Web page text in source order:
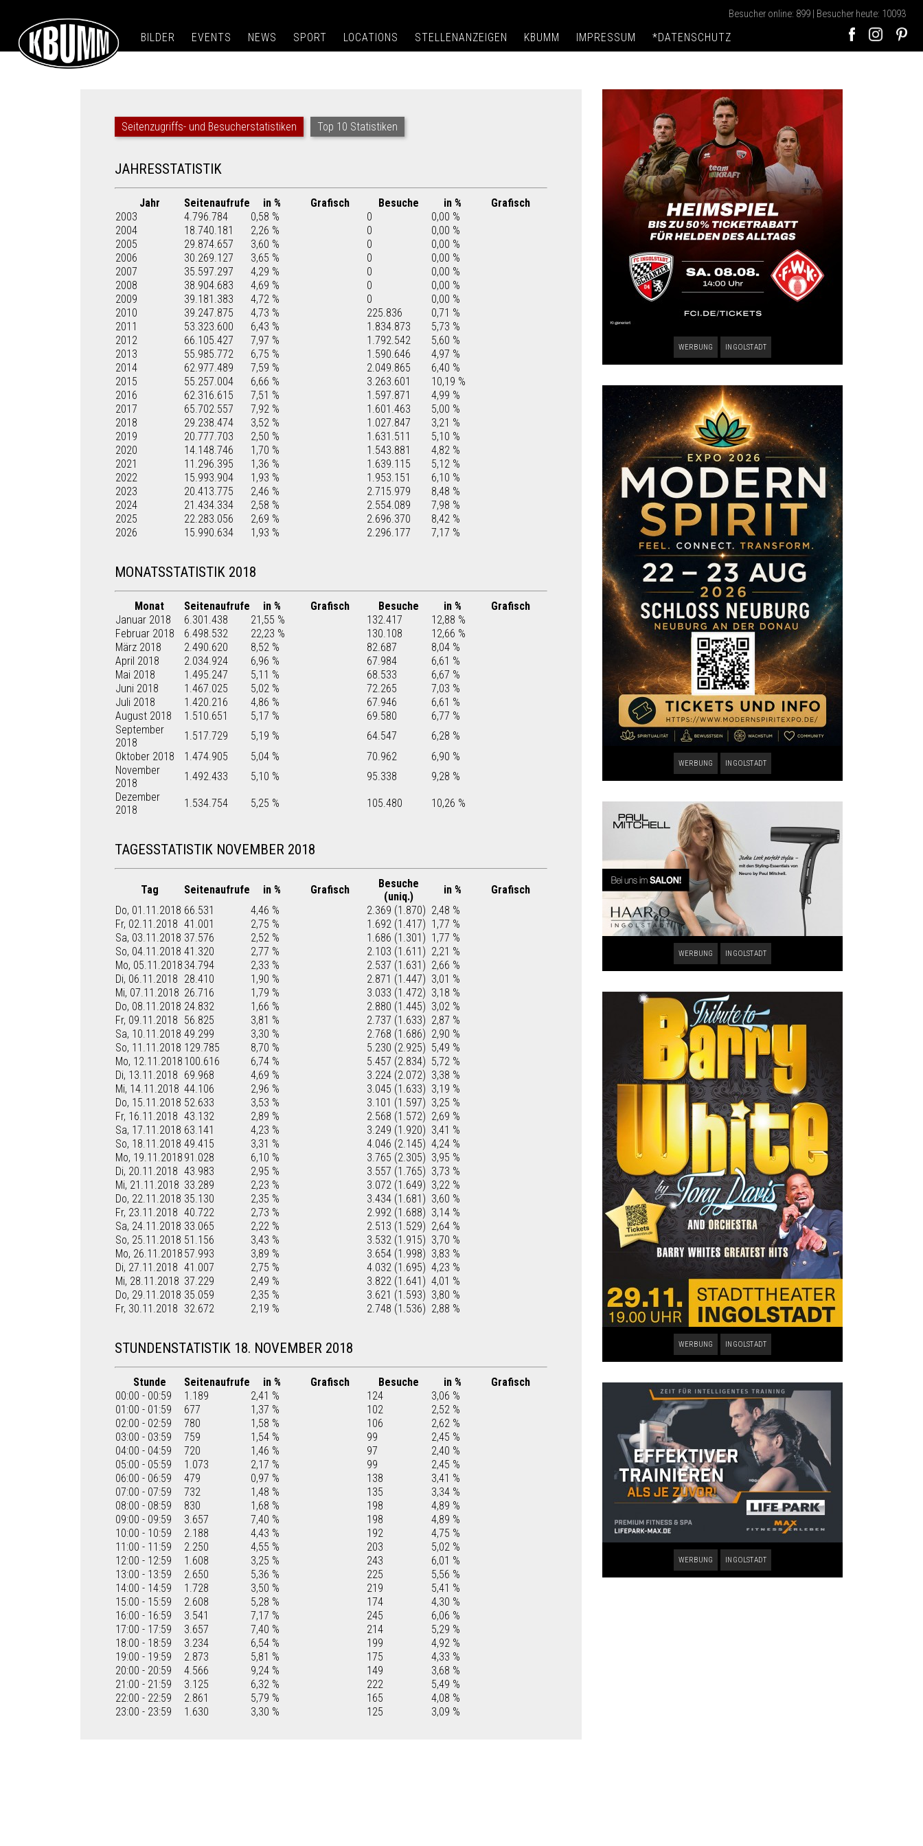
Besucher online: 899 | Besucher heute: 10093
BILDER EVENTS NEWS SPORT LOCATIONS STELLENANZEIGEN KBUMM IMPRESSUM *DATENSCHUTZ
Seitenzugriffs- und Besucherstatistiken Top 10 Statistiken
JAHRESSTATISTIK
Jahr Seitenaufrufe in % Grafisch Besuche in %
Grafisch
2003
4.796.784 0,58 % 0
0,00 %
2004
18.740.181 2,26 % 0
0,00 %
2005
29.874.657 3,60 % 0
0,00 %
2006
30.269.127 3,65 % 0
0,00 %
2007
35.597.297 4,29 % 0
0,00 %
2008
38.904.683 4,69 % 0
0,00 %
2009
39.181.383 4,72 % 0
0,00 %
2010
39.247.875 4,73 % 225.836
0,71 %
2011
53.323.600 6,43 % 1.834.873
5,73 %
2012
66.105.427 7,97 % 1.792.542
5,60 %
2013
55.985.772 6,75 % 1.590.646
4,97 %
2014
62.977.489 7,59 % 2.049.865
6,40 %
2015
55.257.004 6,66 % 3.263.601
10,19 %
2016
62.316.615 7,51 % 1.597.871
4,99 %
2017
65.702.557 7,92 % 1.601.463
5,00 %
2018
29.238.474 3,52 % 1.027.847
3,21 %
2019
20.777.703 2,50 % 1.631.511
5,10 %
2020
14.148.746 1,70 % 1.543.881
4,82 %
2021
11.296.395 1,36 % 1.639.115
5,12 %
2022
15.993.904 1,93 % 1.953.151
6,10 %
2023
20.413.775 2,46 % 2.715.979
8,48 %
2024
21.434.334 2,58 % 2.554.089
7,98 %
2025
22.283.056 2,69 % 2.696.370
8,42 %
2026
15.990.634 1,93 % 2.296.177 7,17 %
MONATSSTATISTIK 2018
Monat Seitenaufrufe in % Grafisch Besuche in %
Grafisch
Januar 2018
6.301.438 21,55 % 132.417
12,88 %
Februar 2018
6.498.532 22,23 % 130.108
12,66 %
März 2018
2.490.620 8,52 % 82.687
8,04 %
April 2018
2.034.924 6,96 % 67.984
6,61 %
Mai 2018
1.495.247 5,11 % 68.533
6,67 %
Juni 2018
1.467.025 5,02 % 72.265
7,03 %
Juli 2018
1.420.216 4,86 % 67.946
6,61 %
August 2018
1.510.651 5,17 % 69.580
6,77 %
September
2018
1.517.729 5,19 % 64.547
6,28 %
Oktober 2018
1.474.905 5,04 % 70.962
6,90 %
November
2018
1.492.433 5,10 % 95.338
9,28 %
Dezember
2018
1.534.754 5,25 % 105.480 10,26 %
TAGESSTATISTIK NOVEMBER 2018
Tag Seitenaufrufe in % Grafisch
Besuche
(uniq.)
in %
Grafisch
Do, 01.11.2018 66.531 4,46 % 2.369 (1.870) 2,48 %
Fr, 02.11.2018 41.001 2,75 % 1.692 (1.417) 1,77 %
Sa, 03.11.2018 37.576 2,52 % 1.686 (1.301) 1,77 %
So, 04.11.2018 41.320 2,77 % 2.103 (1.611) 2,21 %
Mo, 05.11.2018 34.794 2,33 % 2.537 (1.631) 2,66 %
Di, 06.11.2018 28.410 1,90 % 2.871 (1.447) 3,01 %
Mi, 07.11.2018 26.716 1,79 % 3.033 (1.472) 3,18 %
Do, 08.11.2018 24.832 1,66 % 2.880 (1.445) 3,02 %
Fr, 09.11.2018 56.825 3,81 % 2.737 (1.633) 2,87 %
Sa, 10.11.2018 49.299 3,30 % 2.768 (1.686) 2,90 %
So, 11.11.2018 129.785 8,70 % 5.230 (2.925) 5,49 %
Mo, 12.11.2018 100.616 6,74 % 5.457 (2.834) 5,72 %
Di, 13.11.2018 69.968 4,69 % 3.224 (2.072) 3,38 %
Mi, 14.11.2018 44.106 2,96 % 3.045 (1.633) 3,19 %
Do, 15.11.2018 52.633 3,53 % 3.101 (1.597) 3,25 %
Fr, 16.11.2018 43.132 2,89 % 2.568 (1.572) 2,69 %
Sa, 17.11.2018 63.141 4,23 % 3.249 (1.920) 3,41 %
So, 18.11.2018 49.415 3,31 % 4.046 (2.145) 4,24 %
Mo, 19.11.2018 91.028 6,10 % 3.765 (2.305) 3,95 %
Di, 20.11.2018 43.983 2,95 % 3.557 (1.765) 3,73 %
Mi, 21.11.2018 33.289 2,23 % 3.072 (1.649) 3,22 %
Do, 22.11.2018 35.130 2,35 % 3.434 (1.681) 3,60 %
Fr, 23.11.2018 40.722 2,73 % 2.992 (1.688) 3,14 %
Sa, 24.11.2018 33.065 2,22 % 2.513 (1.529) 2,64 %
So, 25.11.2018 51.156 3,43 % 3.532 (1.915) 3,70 %
Mo, 26.11.2018 57.993 3,89 % 3.654 (1.998) 3,83 %
Di, 27.11.2018 41.007 2,75 % 4.032 (1.695) 4,23 %
Mi, 28.11.2018 37.229 2,49 % 3.822 (1.641) 4,01 %
Do, 29.11.2018 35.059 2,35 % 3.621 (1.593) 3,80 %
Fr, 30.11.2018 32.672 2,19 % 2.748 (1.536) 2,88 %
STUNDENSTATISTIK 18. NOVEMBER 2018
Stunde Seitenaufrufe in % Grafisch Besuche in %
Grafisch
00:00 - 00:59
1.189 2,41 % 124
3,06 %
01:00 - 01:59
677 1,37 % 102
2,52 %
02:00 - 02:59
780 1,58 % 106
2,62 %
03:00 - 03:59
759 1,54 % 99
2,45 %
04:00 - 04:59
720 1,46 % 97
2,40 %
05:00 - 05:59
1.073 2,17 % 99
2,45 %
06:00 - 06:59
479 0,97 % 138
3,41 %
07:00 - 07:59
732 1,48 % 135
3,34 %
08:00 - 08:59
830 1,68 % 198
4,89 %
09:00 - 09:59
3.657 7,40 % 198
4,89 %
10:00 - 10:59
2.188 4,43 % 192
4,75 %
11:00 - 11:59
2.250 4,55 % 203
5,02 %
12:00 - 12:59
1.608 3,25 % 243
6,01 %
13:00 - 13:59
2.650 5,36 % 225
5,56 %
14:00 - 14:59
1.728 3,50 % 219
5,41 %
15:00 - 15:59
2.608 5,28 % 174
4,30 %
16:00 - 16:59
3.541 7,17 % 245
6,06 %
17:00 - 17:59
3.657 7,40 % 214
5,29 %
18:00 - 18:59
3.234 6,54 % 199
4,92 %
19:00 - 19:59
2.873 5,81 % 175
4,33 %
20:00 - 20:59
4.566 9,24 % 149
3,68 %
21:00 - 21:59
3.125 6,32 % 222
5,49 %
22:00 - 22:59
2.861 5,79 % 165
4,08 %
23:00 - 23:59
1.630 3,30 % 125 3,09 %
WERBUNG INGOLSTADT
WERBUNG INGOLSTADT
WERBUNG INGOLSTADT
WERBUNG INGOLSTADT
WERBUNG INGOLSTADT